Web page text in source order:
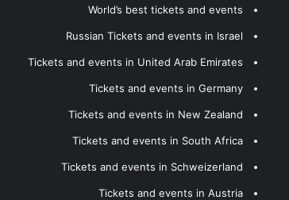
World’s best tickets and events
Russian Tickets and events in Israel
Tickets and events in United Arab Emirates
Tickets and events in Germany
Tickets and events in New Zealand
Tickets and events in South Africa
Tickets and events in Schweizerland
Tickets and events in Austria